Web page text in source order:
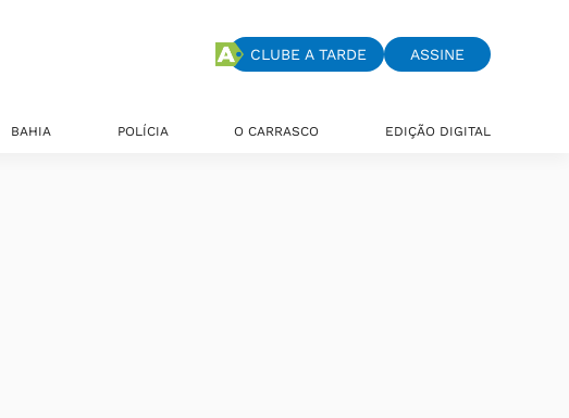
CLUBE A TARDE ASSINE
BAHIA POLÍCIA O CARRASCO EDIÇÃO DIGITAL